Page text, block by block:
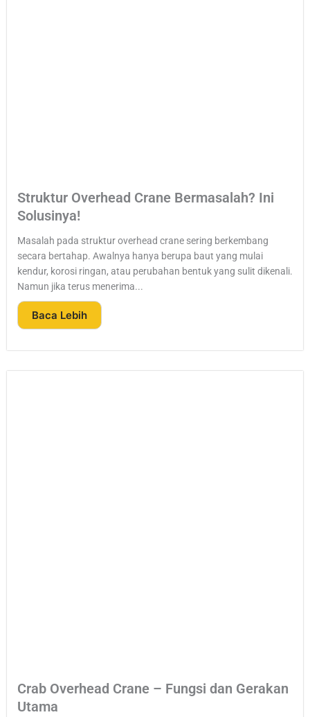
Struktur Overhead Crane Bermasalah? Ini
Solusinya!
Masalah pada struktur overhead crane sering berkembang
secara bertahap. Awalnya hanya berupa baut yang mulai
kendur, korosi ringan, atau perubahan bentuk yang sulit dikenali.
Namun jika terus menerima...
Baca Lebih
Crab Overhead Crane – Fungsi dan Gerakan
Utama